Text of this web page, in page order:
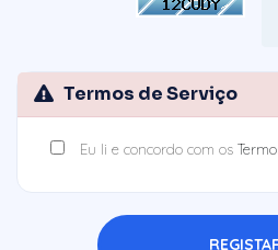
Termos de Serviço
Eu li e concordo com os